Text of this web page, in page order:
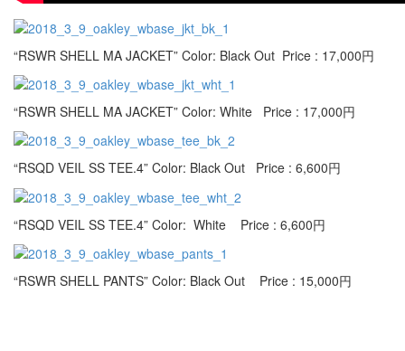
“RSWR SHELL MA JACKET” Color: Black Out Price : 17,000円
“RSWR SHELL MA JACKET” Color: White Price : 17,000円
“RSQD VEIL SS TEE.4” Color: Black Out Price : 6,600円
“RSQD VEIL SS TEE.4” Color: White Price : 6,600円
“RSWR SHELL PANTS” Color: Black Out Price : 15,000円